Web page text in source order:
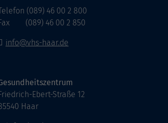
(089) 46 00 2 800
(089) 46 00 2 850
info@vhs-haar.de
Ebert-Straße 12
Haar